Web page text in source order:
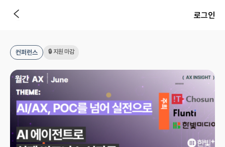
로그인
컨퍼런스 🔒 지원 마감